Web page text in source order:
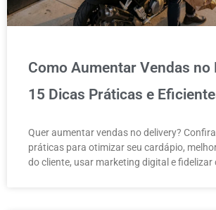
Como Aumentar Vendas no
15 Dicas Práticas e
Quer aumentar vendas no delivery?
práticas para otimizar seu cardápio,
do cliente, usar marketing digital e fidelizar